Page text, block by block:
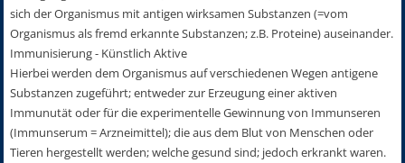
sich der Organismus mit antigen wirksamen Substanzen (=vom
Organismus als fremd erkannte Substanzen; z.B. Proteine) auseinander.
Immunisierung - Künstlich Aktive
Hierbei werden dem Organismus auf verschiedenen Wegen antigene
Substanzen zugeführt; entweder zur Erzeugung einer aktiven
Immunutät oder für die experimentelle Gewinnung von Immunseren
(Immunserum = Arzneimittel); die aus dem Blut von Menschen oder
Tieren hergestellt werden; welche gesund sind; jedoch erkrankt waren.